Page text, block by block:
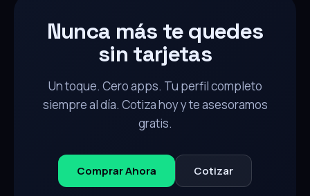
Nunca más te quedes
sin tarjetas
Un toque. Cero apps. Tu perfil completo
siempre al día. Cotiza hoy y te asesoramos
gratis.
Comprar Ahora Cotizar